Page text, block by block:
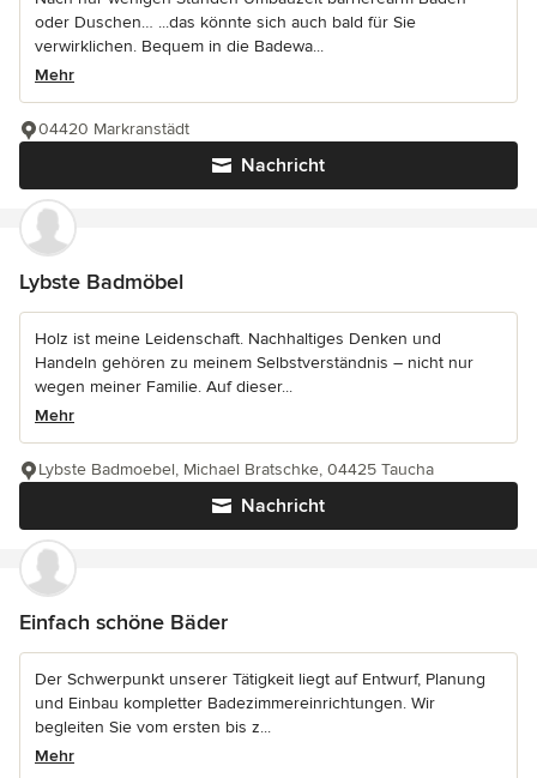
oder Duschen… ...das könnte sich auch bald für Sie
verwirklichen. Bequem in die Badewa...
Mehr
Nachricht
04420 Markranstädt
Lybste Badmöbel
Holz ist meine Leidenschaft. Nachhaltiges Denken und
Handeln gehören zu meinem Selbstverständnis – nicht nur
wegen meiner Familie. Auf dieser...
Mehr
Nachricht
Lybste Badmoebel, Michael Bratschke, 04425 Taucha
Einfach schöne Bäder
Der Schwerpunkt unserer Tätigkeit liegt auf Entwurf, Planung
und Einbau kompletter Badezimmereinrichtungen. Wir
begleiten Sie vom ersten bis z...
Mehr